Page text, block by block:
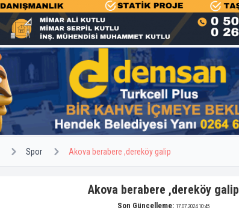
Spor Akova berabere ,dereköy galip
Akova berabere ,dereköy galip
Son Güncelleme: 17.07.2024 10:45